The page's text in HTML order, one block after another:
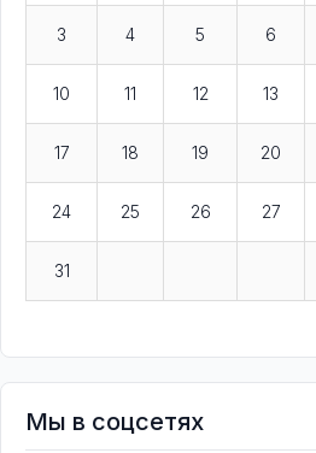
3 4 5 6
10 11 12 13
17 18 19 20
24 25 26 27
31
Мы в соцсетях